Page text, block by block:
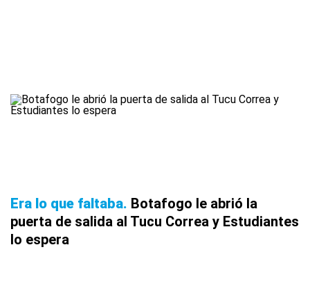
Era lo que faltaba Botafogo le abrió la
puerta de salida al Tucu Correa y Estudiantes
lo espera